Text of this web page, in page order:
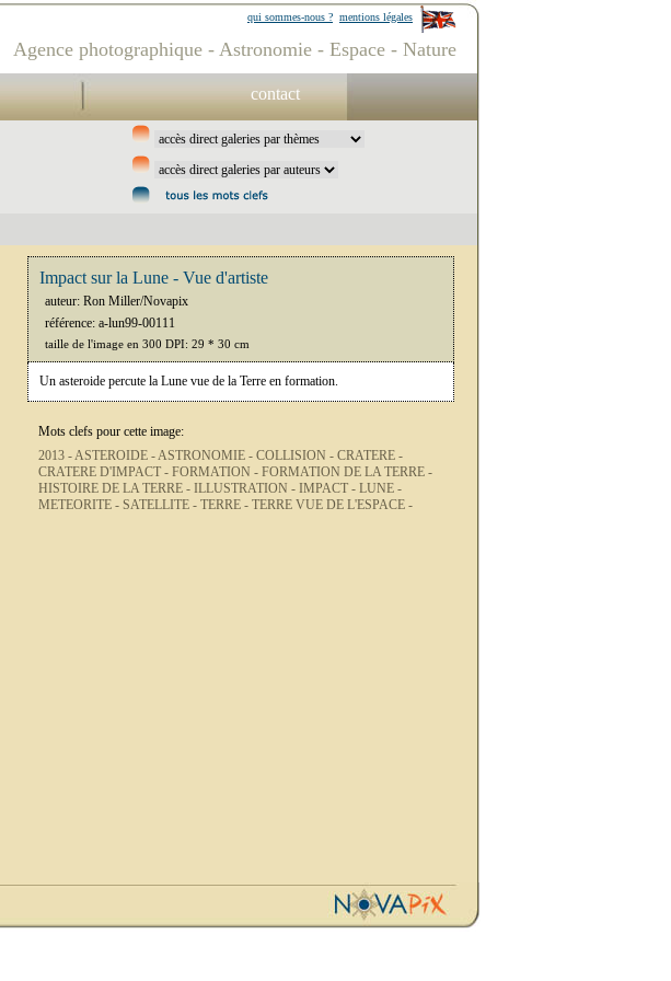
mentions légales
qui sommes-nous ?
Agence photographique - Astronomie - Espace - Nature
contact
Impact sur la Lune - Vue d'artiste
auteur: Ron Miller/Novapix
référence: a-lun99-00111
taille de l'image en 300 DPI: 29 * 30 cm
Un asteroide percute la Lune vue de la Terre en formation.
Mots clefs pour cette image:
2013 -ASTEROIDE -ASTRONOMIE - COLLISION - CRATERE -
CRATERE D'IMPACT - FORMATION - FORMATION DE LA TERRE -
HISTOIRE DE LA TERRE - ILLUSTRATION - IMPACT - LUNE -
METEORITE - SATELLITE - TERRE - TERRE VUE DE L'ESPACE -